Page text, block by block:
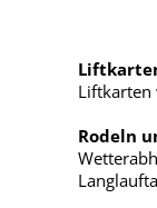
Liftkarten
Rodeln